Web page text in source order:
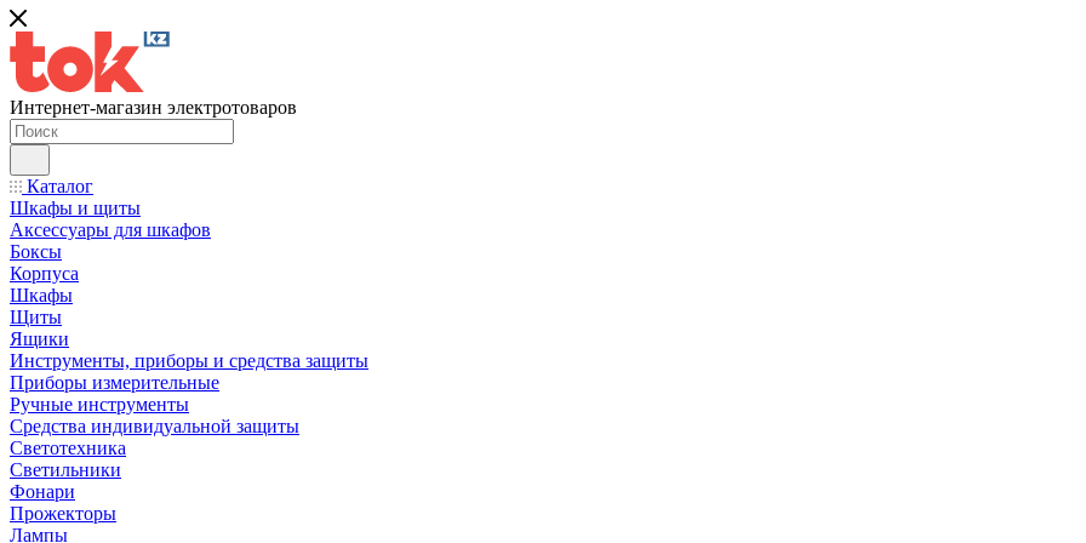
Интернет-магазин электротоваров
Каталог
Шкафы и щиты
Аксессуары для шкафов
Боксы
Корпуса
Шкафы
Щиты
Ящики
Инструменты, приборы и средства защиты
Приборы измерительные
Ручные инструменты
Средства индивидуальной защиты
Светотехника
Светильники
Фонари
Прожекторы
Лампы